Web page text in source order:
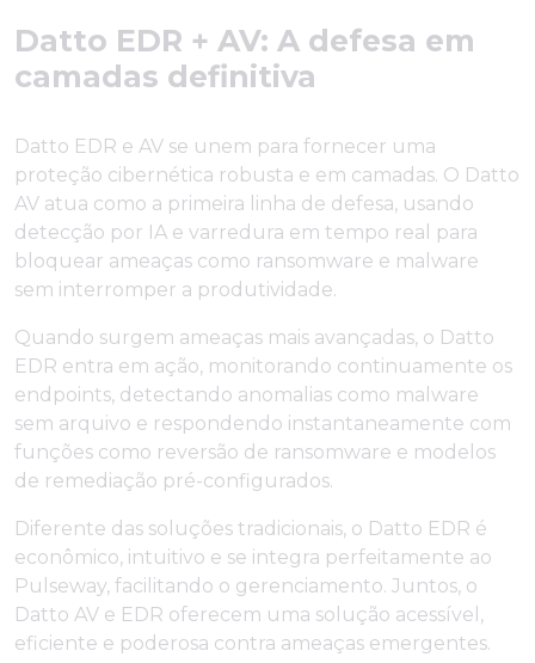
Datto EDR + AV: A defesa em
camadas definitiva
Datto EDR e AV se unem para fornecer uma
proteção cibernética robusta e em camadas. O Datto
AV atua como a primeira linha de defesa, usando
detecção por IA e varredura em tempo real para
bloquear ameaças como ransomware e malware
sem interromper a produtividade.
Quando surgem ameaças mais avançadas, o Datto
EDR entra em ação, monitorando continuamente os
endpoints, detectando anomalias como malware
sem arquivo e respondendo instantaneamente com
funções como reversão de ransomware e modelos
de remediação pré-configurados.
Diferente das soluções tradicionais, o Datto EDR é
econômico, intuitivo e se integra perfeitamente ao
Pulseway, facilitando o gerenciamento. Juntos, o
Datto AV e EDR oferecem uma solução acessível,
eficiente e poderosa contra ameaças emergentes.